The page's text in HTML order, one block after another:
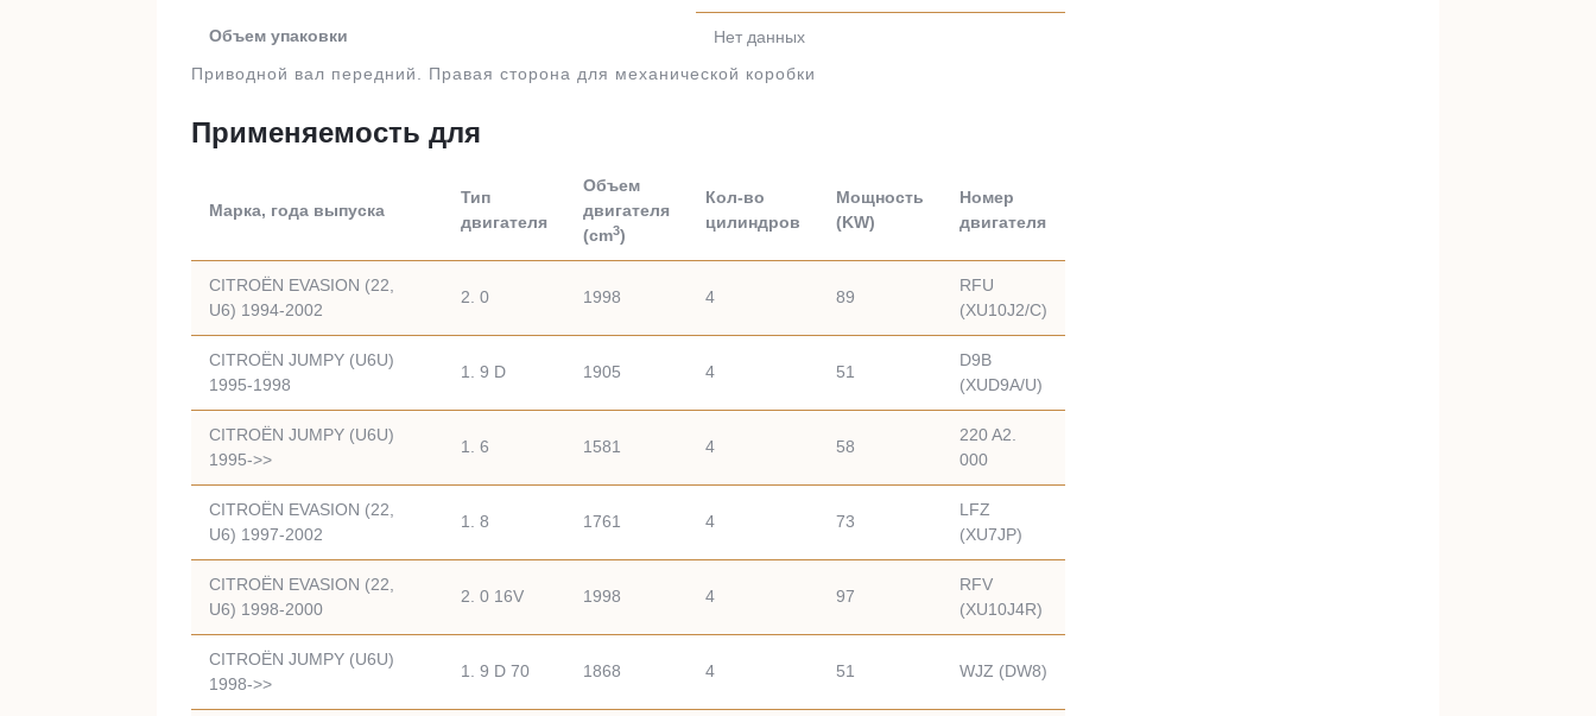
Объем упаковки
Нет данных
Приводной вал передний. Правая сторона для механической коробки
Применяемость для
Марка, года выпуска
Тип
двигателя
Объем
двигателя
(cm3)
Кол-во
цилиндров
Мощность
(KW)
Номер
двигателя
CITROËN EVASION (22,
U6) 1994-2002
2. 0 1998 4 89
RFU
(XU10J2/C)
CITROËN JUMPY (U6U)
1995-1998
1. 9 D 1905 4 51
D9B
(XUD9A/U)
CITROËN JUMPY (U6U)
1995->>
1. 6 1581 4 58
220 A2.
000
CITROËN EVASION (22,
U6) 1997-2002
1. 8 1761 4 73
LFZ
(XU7JP)
CITROËN EVASION (22,
U6) 1998-2000
2. 0 16V 1998 4 97
RFV
(XU10J4R)
CITROËN JUMPY (U6U)
1998->>
1. 9 D 70 1868 4 51 WJZ (DW8)